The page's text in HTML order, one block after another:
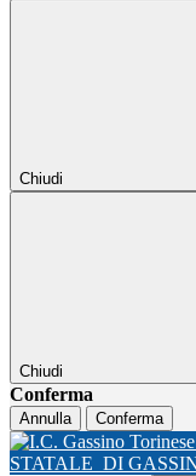
Chiudi
Chiudi
Conferma
Annulla Conferma
STATALE DI